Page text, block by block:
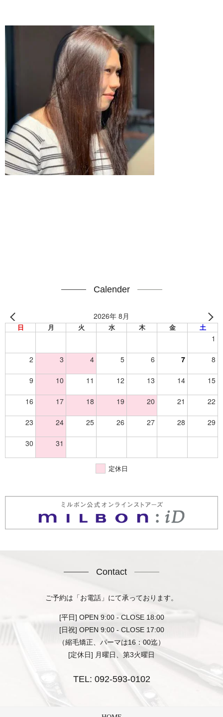
Calender
2026年 8月
日 月 火 水 木 金 土
1
2 3 4 5 6 7 8
9 10 11 12 13 14 15
16 17 18 19 20 21 22
23 24 25 26 27 28 29
30 31
定休日
Contact
ご予約は「お電話」にて承っております。
[平日] OPEN 9:00 - CLOSE 18:00
[日祝] OPEN 9:00 - CLOSE 17:00
（縮毛矯正、パーマは16：00迄）
[定休日] 月曜日、第3火曜日
TEL: 092-593-0102